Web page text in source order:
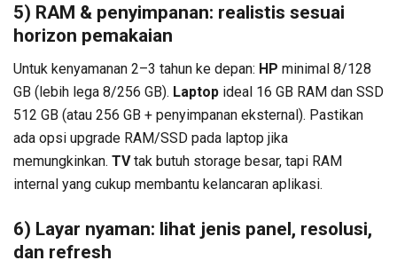
5) RAM & penyimpanan: realistis sesuai
horizon pemakaian
Untuk kenyamanan 2–3 tahun ke depan: HP minimal 8/128
GB (lebih lega 8/256 GB). Laptop ideal 16 GB RAM dan SSD
512 GB (atau 256 GB + penyimpanan eksternal). Pastikan
ada opsi upgrade RAM/SSD pada laptop jika
memungkinkan. TVtak butuh storage besar, tapi RAM
internal yang cukup membantu kelancaran aplikasi.
6) Layar nyaman: lihat jenis panel, resolusi,
dan refresh